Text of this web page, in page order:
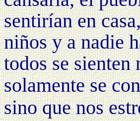
sentirían en
niños y a nadie
todos se sienten
solamente se
sino que nos